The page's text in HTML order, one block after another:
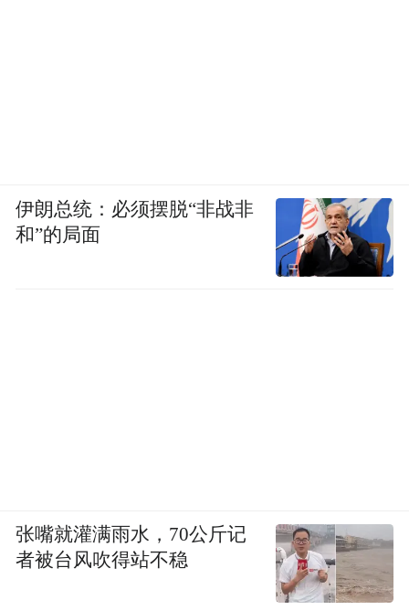
伊朗总统：必须摆脱“非战非
和”的局面
张嘴就灌满雨水，70公斤记
者被台风吹得站不稳